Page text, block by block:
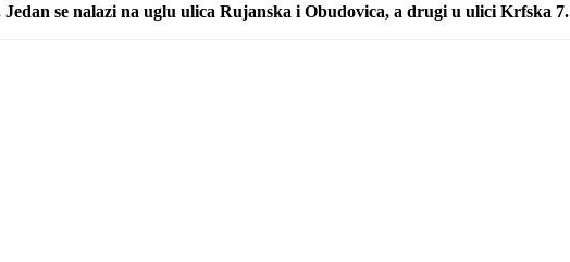
se nalazi na uglu ulica Rujanska i Obudovica, a drugi u ulici Krfska